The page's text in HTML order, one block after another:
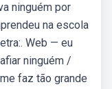
ninguém por
na escola
Web — eu
ninguém /
faz tão grande